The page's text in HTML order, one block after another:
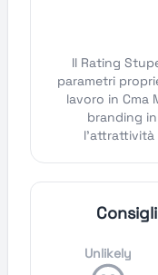
Il Rating
parametri
lavoro in Cma
branding
l'attrattività
Unlikely